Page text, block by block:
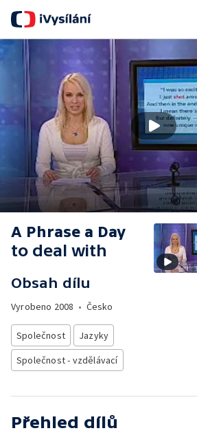
A Phrase a Day
to deal with
Obsah dílu
Vyrobeno 2008 • Česko
Společnost
Jazyky
Společnost - vzdělávací
Přehled dílů